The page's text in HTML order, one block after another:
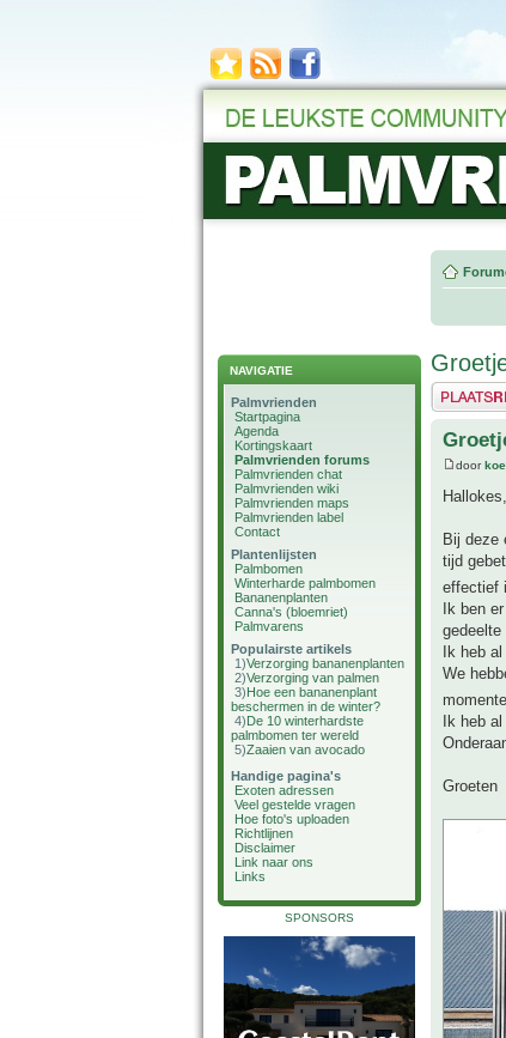
NAVIGATIE
Palmvrienden
Startpagina
Agenda
Kortingskaart
Palmvrienden forums
Palmvrienden chat
Palmvrienden wiki
Palmvrienden maps
Palmvrienden label
Contact
Plantenlijsten
Palmbomen
Winterharde palmbomen
Bananenplanten
Canna's (bloemriet)
Palmvarens
Populairste artikels
1)Verzorging bananenplanten
2)Verzorging van palmen
3)Hoe een bananenplant
beschermen in de winter?
4)De 10 winterhardste
palmbomen ter wereld
5)Zaaien van avocado
Handige pagina's
Exoten adressen
Veel gestelde vragen
Hoe foto's uploaden
Richtlijnen
Disclaimer
Link naar ons
Links
SPONSORS
Plaats een
door
Hallokes,
Bij deze
tijd
effectief
Ik ben
gedeelte
Ik heb
We
Ik heb
Groeten